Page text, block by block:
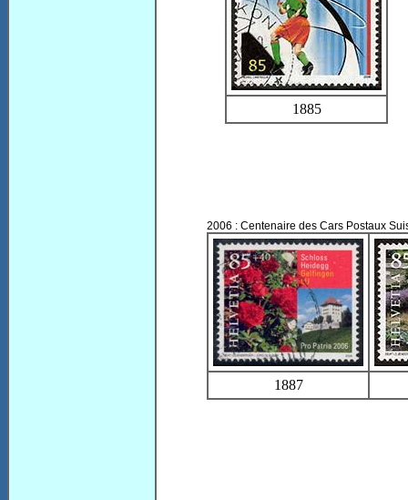
1885
2006 : Centenaire des Cars Postaux
1887